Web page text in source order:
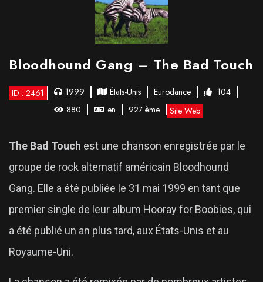
Bloodhound Gang – The Bad Touch
ID : 2461 1999 États-Unis Eurodance
104
880
en 927 ème Site Web
The Bad Touch est une chanson enregistrée par le
groupe de rock alternatif américain Bloodhound
Gang. Elle a été publiée le 31 mai 1999 en tant que
premier single de leur album Hooray for Boobies, qui
a été publié un an plus tard, aux États-Unis et au
Royaume-Uni.